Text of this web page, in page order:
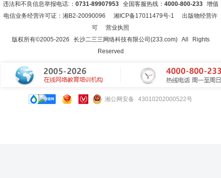
违法和不良信息举报电话:： 0731-89907953全国客服热线： 4000-800-233增值
电信业务经营许可证：湘B2-20090096 湘ICP备17011479号-1
出版物经营许
可
营业执照
版权所有©2005-2026 长沙二三三网络科技有限公司(233.com)All Rights
Reserved
湘公网安备 43010202000522号